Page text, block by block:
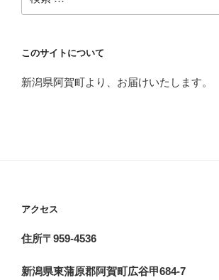
索:
このサイトについて
新潟県阿賀町より、お届けいたします。
アクセス
住所〒959-4536
新潟県東蒲原郡阿賀町広谷甲684-7